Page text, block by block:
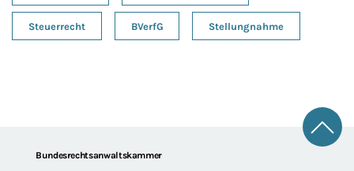
Steuerrecht BVerfG Stellungnahme
FooterBundesrechtsanwaltskammer